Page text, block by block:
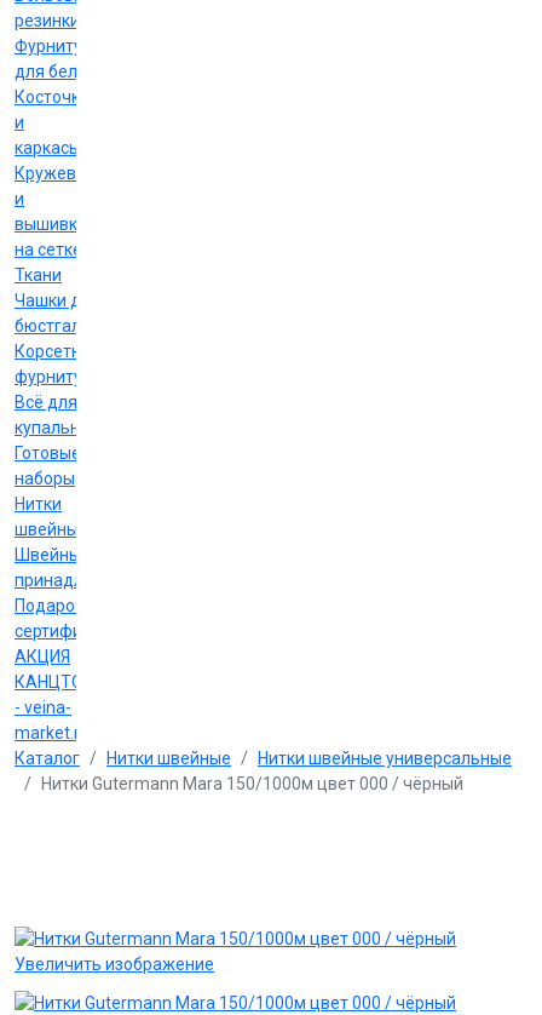
резинки
Фурнитура
для белья
Косточки
и
каркасы
Кружево
и
вышивка
на сетке
Ткани
Чашки для
бюстгальтеров
Корсетная
фурнитура
Всё для
купальников
Готовые
наборы
Нитки
швейные
Швейные
принадлежности
Подарочные
сертификаты
АКЦИЯ
КАНЦТОВАРЫ
- veina-
market.ru
Каталог
Нитки швейные
Нитки швейные универсальные
Нитки Gutermann Mara 150/1000м цвет 000 / чёрный
Увеличить изображение